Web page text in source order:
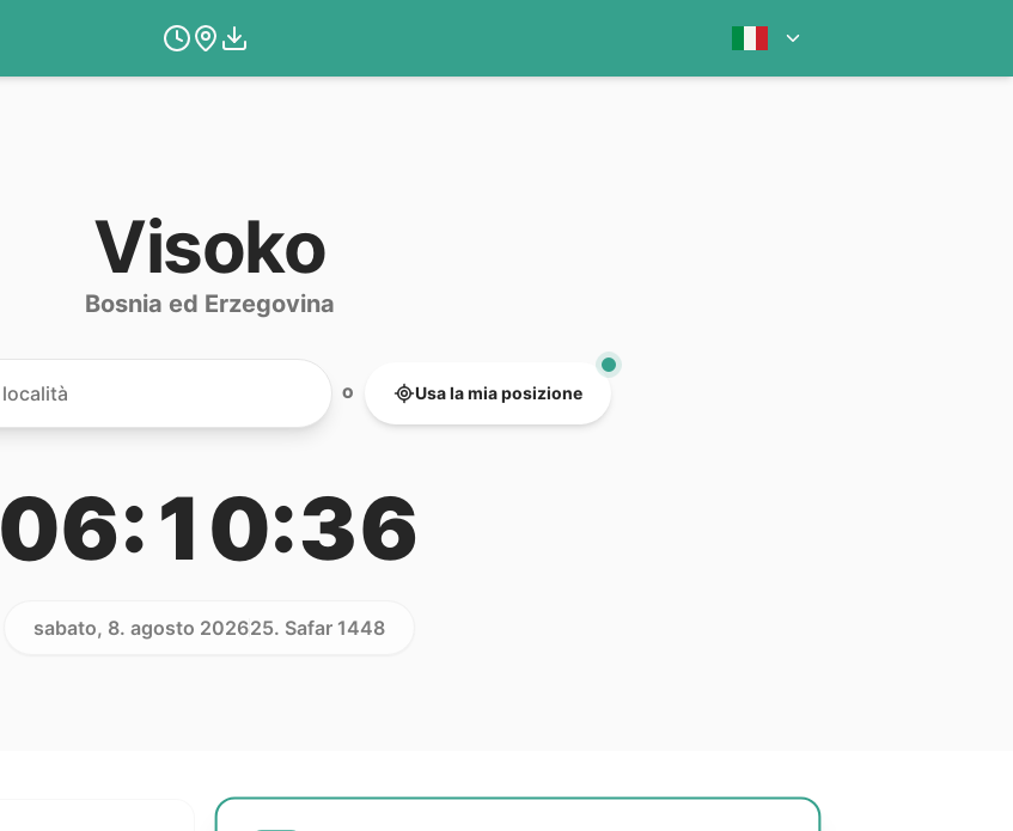
Visoko
Bosnia ed Erzegovina
O Usa la mia posizione
06:10:36
sabato, 8. agosto 202625. Safar 1448